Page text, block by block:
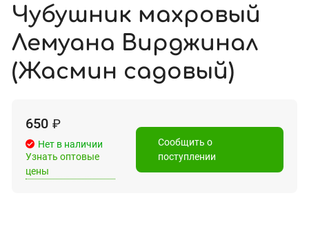
Чубушник махровый
Лемуана Вирджинал
(Жасмин садовый)
650 ₽
Нет в наличии
Узнать оптовые
цены
Сообщить о
поступлении